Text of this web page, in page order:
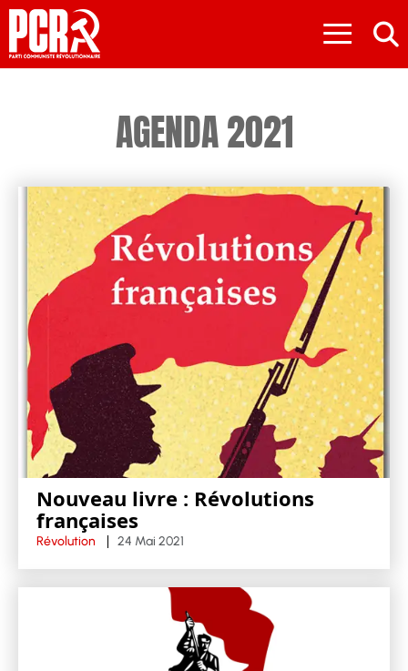
≡
AGENDA 2021
Nouveau livre : Révolutions
françaises
Révolution 24 Mai 2021